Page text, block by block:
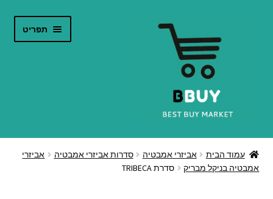
תפריט
חנות אינטרנט
את
קטלוג מוצרים
עמוד הבית אביזרי אמבטיה סדרות אביזרי אמבטיה
אביזרי
אמבטיה בניקל מבריק
סדרת TRIBECA